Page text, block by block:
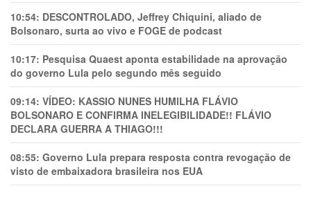
10:54: DESCONTROLADO, Jeffrey Chiquini, aliado de
Bolsonaro, surta ao vivo e FOGE de podcast
10:17: Pesquisa Quaest aponta estabilidade na aprovação
do governo Lula pelo segundo mês seguido
09:14: VÍDEO: KASSIO NUNES HUMlLHA FLÁVIO
BOLSONARO E CONFIRMA INELEGIBILIDADE!! FLÁVIO
DECLARA GUERRA A THIAGO!!!
08:55: Governo Lula prepara resposta contra revogação de
visto de embaixadora brasileira nos EUA